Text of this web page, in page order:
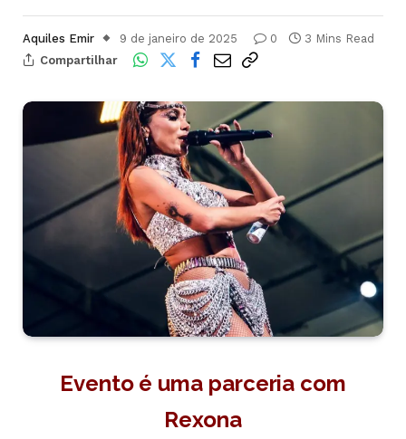
Aquiles Emir 9 de janeiro de 2025 0
3 Mins Read
Compartilhar
Evento é uma parceria com
Rexona